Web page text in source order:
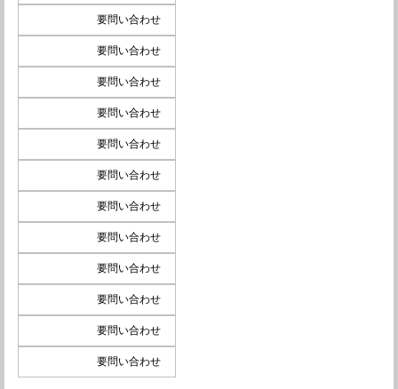
要問い合わせ
要問い合わせ
要問い合わせ
要問い合わせ
要問い合わせ
要問い合わせ
要問い合わせ
要問い合わせ
要問い合わせ
要問い合わせ
要問い合わせ
要問い合わせ